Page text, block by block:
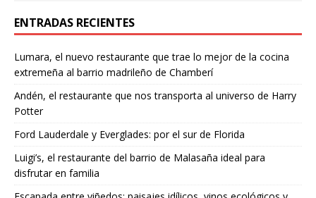
ENTRADAS RECIENTES
Lumara, el nuevo restaurante que trae lo mejor de la cocina
extremeña al barrio madrileño de Chamberí
Andén, el restaurante que nos transporta al universo de Harry
Potter
Ford Lauderdale y Everglades: por el sur de Florida
Luigi’s, el restaurante del barrio de Malasaña ideal para
disfrutar en familia